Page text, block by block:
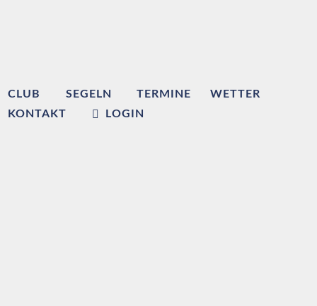
CLUB SEGELN TERMINE
WETTER
KONTAKT
LOGIN